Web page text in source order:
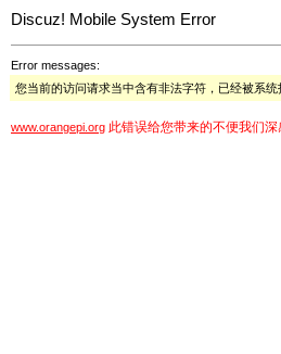
Discuz! Mobile System Error
Error messages:
您当前的访问请求当中含有非法字符，已经被系统
www.orangepi.org 此错误给您带来的不便我们深